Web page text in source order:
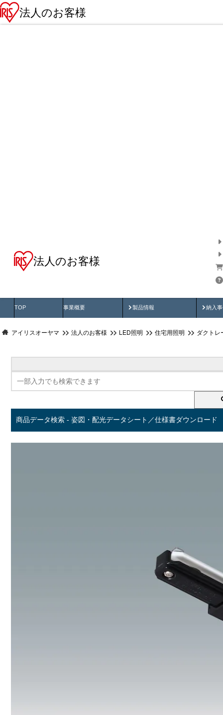
法人のお客様
法人のお客様
TOP 事業概要 製品情報
製品動画 納入
納
アイリスオーヤマ 法人のお客様 LED照明 住宅用照明 ダクトレ
商品データ検索 - 姿図・配光データシート／仕様書ダウンロード